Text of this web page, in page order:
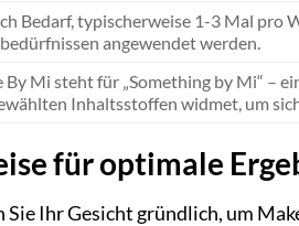
Bedarf, typischerweise 1-3 Mal pro
angewendet werden.
By Mi steht für „Something by Mi“ –
Inhaltsstoffen widmet, um
für optimale
Ihr Gesicht gründlich, um